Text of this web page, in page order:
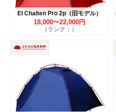
El Chalten Pro 2p（旧モデル）
18,000〜22,000円
（ランク：）